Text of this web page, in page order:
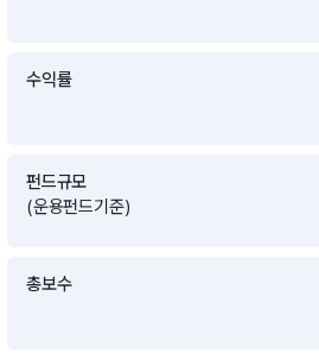
수익률
펀드규모
(운용펀드기준)
총보수
월
월배당 포트
포트래빗 관리
미국 ETF 검색
ETF 비교
연금 ETF 검색
ETF트렌드
미국ETF테마